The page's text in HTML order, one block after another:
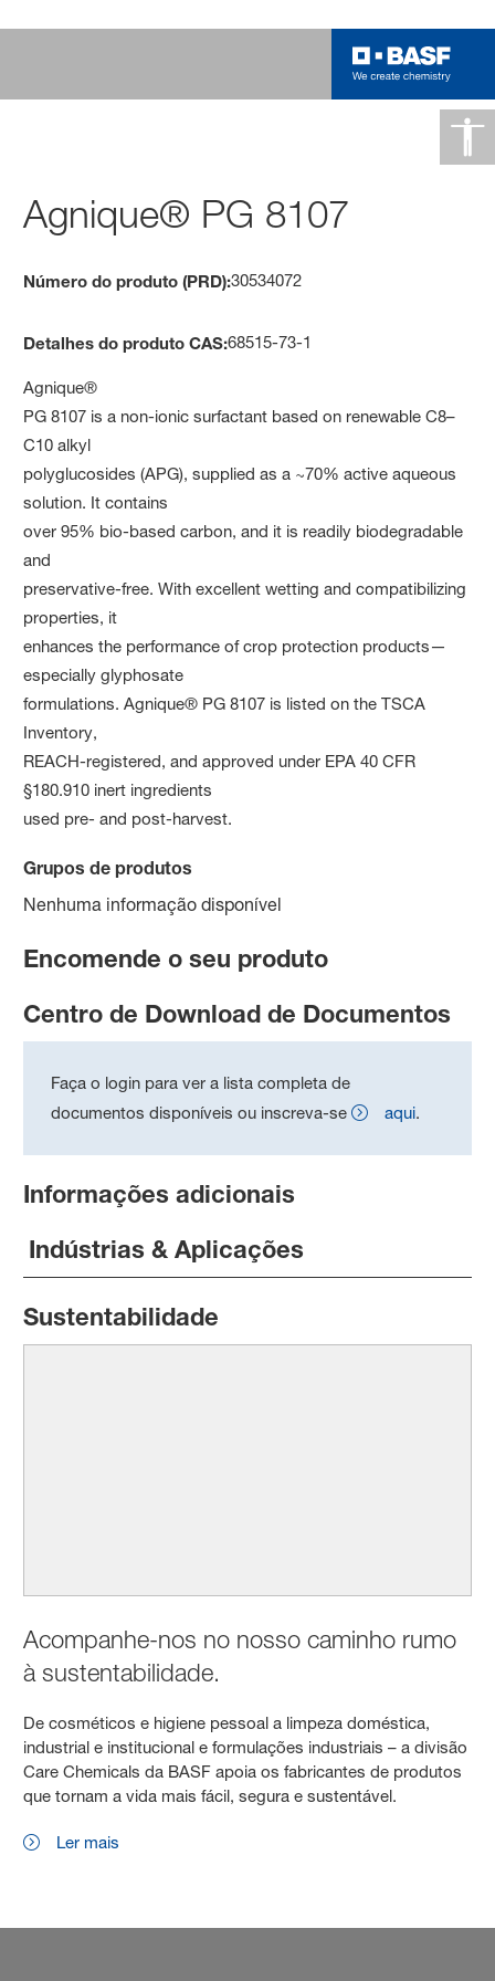
Agnique® PG 8107
Número do produto (PRD):30534072
Detalhes do produto CAS:68515-73-1
Agnique®
PG 8107 is a non-ionic surfactant based on renewable C8–
C10 alkyl
polyglucosides (APG), supplied as a ~70% active aqueous
solution. It contains
over 95% bio-based carbon, and it is readily biodegradable
and
preservative-free. With excellent wetting and compatibilizing
properties, it
enhances the performance of crop protection products—
especially glyphosate
formulations. Agnique® PG 8107 is listed on the TSCA
Inventory,
REACH-registered, and approved under EPA 40 CFR
§180.910 inert ingredients
used pre- and post-harvest.
Grupos de produtos
Nenhuma informação disponível
Encomende o seu produto
Centro de Download de Documentos
Faça o login para ver a lista completa de
documentos disponíveis ou inscreva-se
aqui.
Informações adicionais
Indústrias & Aplicações
Sustentabilidade
Acompanhe-nos no nosso caminho rumo
à sustentabilidade.
De cosméticos e higiene pessoal a limpeza doméstica,
industrial e institucional e formulações industriais – a divisão
Care Chemicals da BASF apoia os fabricantes de produtos
que tornam a vida mais fácil, segura e sustentável.
Ler mais